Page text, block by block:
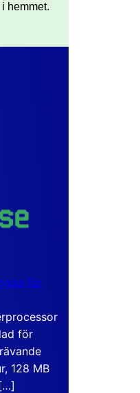
hemmet.
för
för
128 MB